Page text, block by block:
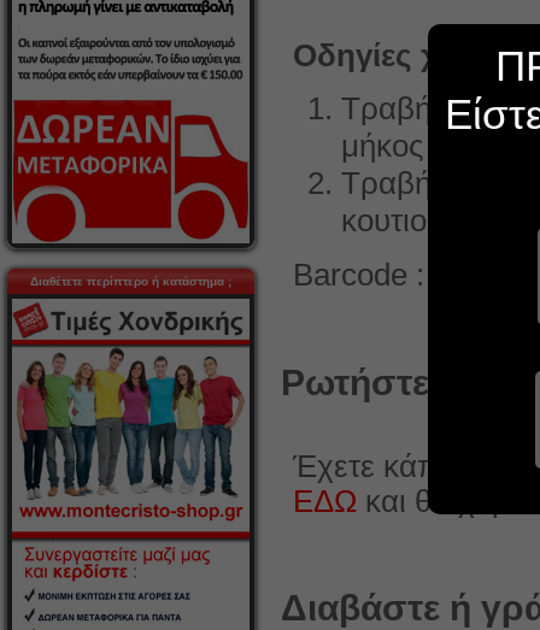
Διαθέτετε περίπτερο ή κατάστημα ;
Οδηγίες χρήσης
Τραβήξτε
μήκος του
Τραβήξτε
κουτιού
Barcode :
Ρωτήστε κάτι
Έχετε κάποια
ΕΔΩ και θα
Διαβάστε ή